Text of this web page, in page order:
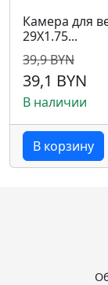
Камера для
29X1.75...
39,9 BYN
39,1 BYN
В наличии
В корзину